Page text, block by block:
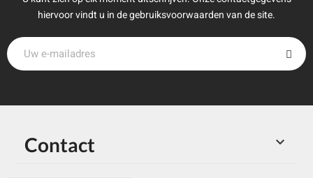
hiervoor vindt u in de gebruiksvoorwaarden van de site.

Contact